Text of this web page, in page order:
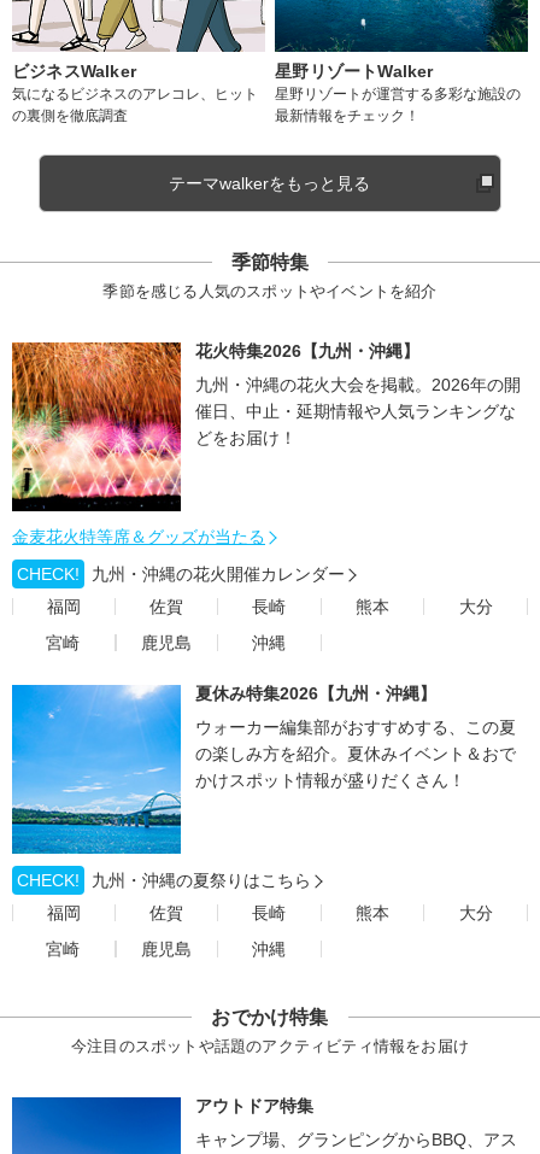
ビジネスWalker
気になるビジネスのアレコレ、ヒット
の裏側を徹底調査
星野リゾートWalker
星野リゾートが運営する多彩な施設の
最新情報をチェック！
テーマwalkerをもっと見る
季節特集
季節を感じる人気のスポットやイベントを紹介
花火特集2026【九州・沖縄】
九州・沖縄の花火大会を掲載。2026年の開
催日、中止・延期情報や人気ランキングな
どをお届け！
金麦花火特等席＆グッズが当たる
CHECK!
九州・沖縄の花火開催カレンダー
福岡
佐賀 長崎 熊本
大分
宮崎
鹿児島 沖縄
夏休み特集2026【九州・沖縄】
ウォーカー編集部がおすすめする、この夏
の楽しみ方を紹介。夏休みイベント＆おで
かけスポット情報が盛りだくさん！
CHECK!
九州・沖縄の夏祭りはこちら
福岡
佐賀 長崎 熊本
大分
宮崎
鹿児島 沖縄
おでかけ特集
今注目のスポットや話題のアクティビティ情報をお届け
アウトドア特集
キャンプ場、グランピングからBBQ、アス